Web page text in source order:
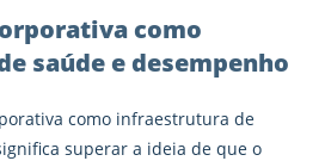
como
saúde e desempenho
como infraestrutura de
superar a ideia de que o